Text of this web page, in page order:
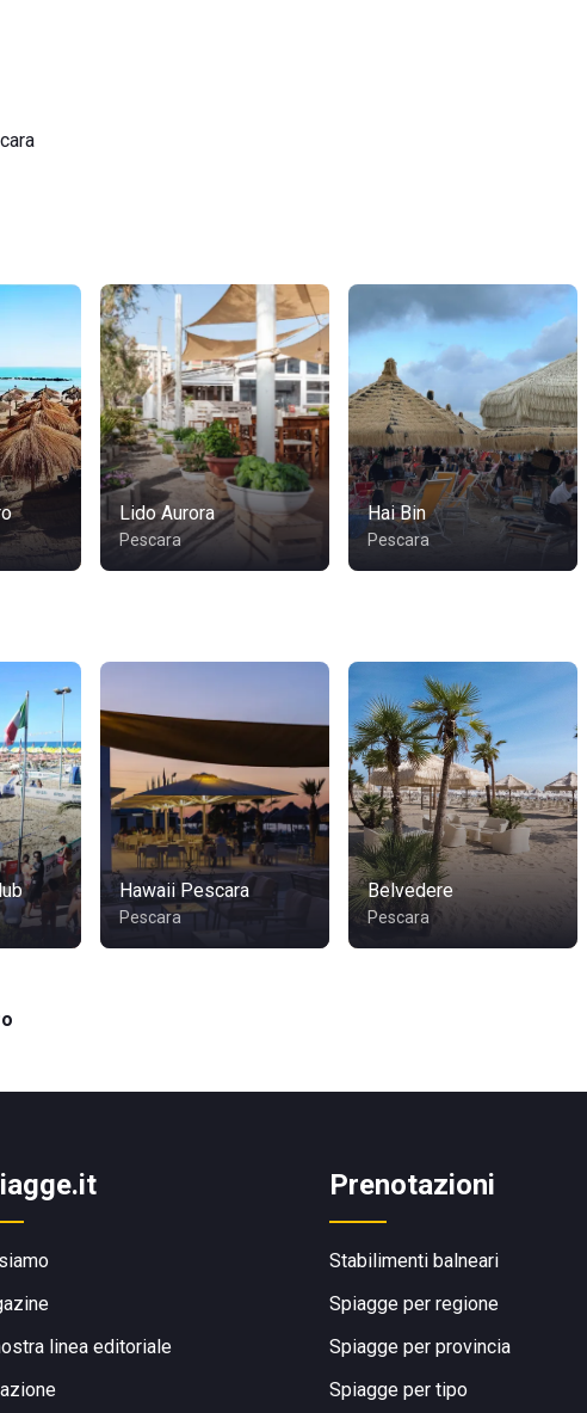
Lido Aurora
Pescara
Hai Bin
Pescara
Hawaii Pescara
Pescara
Belvedere
Pescara
linea editoriale
Prenotazioni
Stabilimenti balneari
Spiagge per regione
Spiagge per provincia
Spiagge per tipo